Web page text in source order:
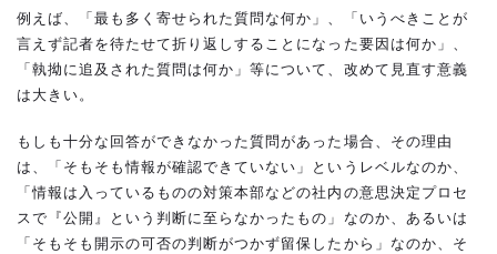
例えば、「最も多く寄せられた質問な何か」、「いうべきことが
言えず記者を待たせて折り返しすることになった要因は何か」、
「執拗に追及された質問は何か」等について、改めて見直す意義
は大きい。
もしも十分な回答ができなかった質問があった場合、その理由
は、「そもそも情報が確認できていない」というレベルなのか、
「情報は入っているものの対策本部などの社内の意思決定プロセ
スで『公開』という判断に至らなかったもの」なのか、あるいは
「そもそも開示の可否の判断がつかず留保したから」なのか、そ